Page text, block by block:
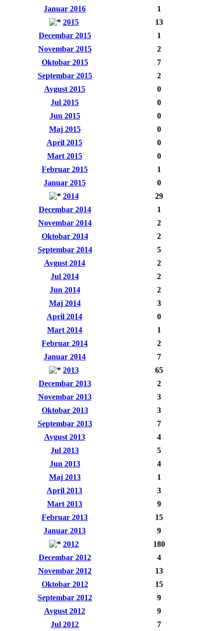
Januar 2016
1
2015
13
Decembar 2015
1
Novembar 2015
2
Oktobar 2015
7
Septembar 2015
2
Avgust 2015
0
Jul 2015
0
Jun 2015
0
Maj 2015
0
April 2015
0
Mart 2015
0
Februar 2015
1
Januar 2015
0
2014
29
Decembar 2014
1
Novembar 2014
2
Oktobar 2014
2
Septembar 2014
5
Avgust 2014
2
Jul 2014
2
Jun 2014
2
Maj 2014
3
April 2014
0
Mart 2014
1
Februar 2014
2
Januar 2014
7
2013
65
Decembar 2013
2
Novembar 2013
3
Oktobar 2013
3
Septembar 2013
7
Avgust 2013
4
Jul 2013
5
Jun 2013
4
Maj 2013
1
April 2013
3
Mart 2013
9
Februar 2013
15
Januar 2013
9
2012
180
Decembar 2012
4
Novembar 2012
13
Oktobar 2012
15
Septembar 2012
9
Avgust 2012
9
Jul 2012
7